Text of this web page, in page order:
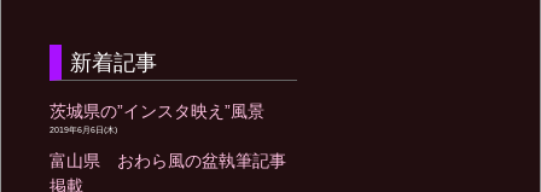
新着記事
茨城県の”インスタ映え”風景
2019年6月6日(木)
富山県 おわら風の盆執筆記事
掲載